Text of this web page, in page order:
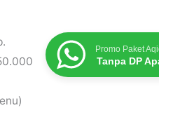
Promo Terbaru
Promo Paket Aqiqah
Tanpa DP